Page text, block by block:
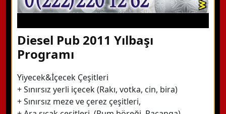
Diesel Pub 2011 Yılbaşı
Programı
Yiyecek&İçecek Çeşitleri
+ Sınırsız yerli içecek (Rakı, votka, cin, bira)
+ Sınırsız meze ve çerez çeşitleri,